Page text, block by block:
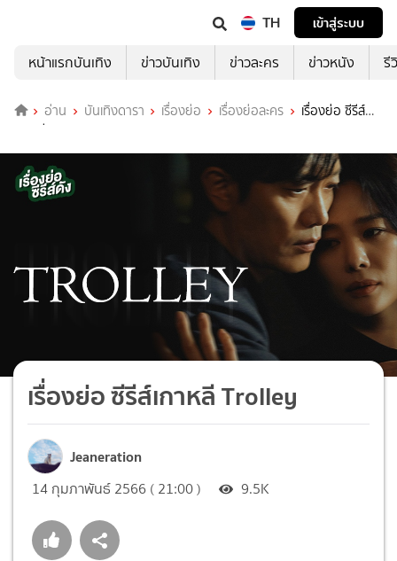
TH
เข้าสู่ระบบ
หน้าแรกบันเทิง
ข่าวบันเทิง ข่าวละคร ข่าวหนัง รี
อ่าน บันเทิงดารา เรื่องย่อ เรื่องย่อละคร
เรื่องย่อ ซีรีส์
เกาหลี Trolley
เรื่องย่อ ซีรีส์เกาหลี Trolley
Jeaneration
14 กุมภาพันธ์ 2566 ( 21:00 ) 9.5K